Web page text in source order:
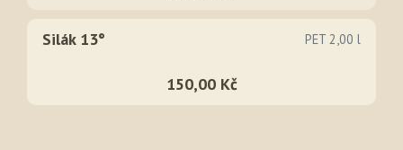
Silák 13° PET 2,00 l
150,00 Kč